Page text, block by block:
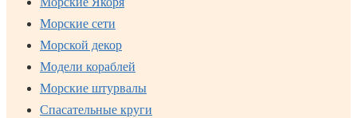
Морские сети
Морской декор
Модели кораблей
Морские штурвалы
Спасательные круги